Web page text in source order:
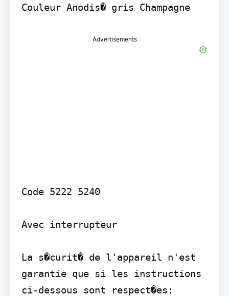
Couleur Anodis� gris Champagne
Advertisements
Code 5222 5240
Avec interrupteur
La s�curit� de l'appareil n'est
garantie que si les instructions
ci-dessous sont respect�es: